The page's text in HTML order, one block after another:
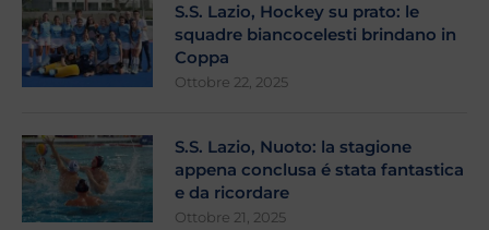
S.S. Lazio, Hockey su prato: le
squadre biancocelesti brindano in
Coppa
Ottobre 22, 2025
S.S. Lazio, Nuoto: la stagione
appena conclusa é stata fantastica
e da ricordare
Ottobre 21, 2025